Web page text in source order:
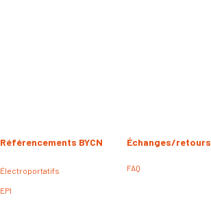
Échanges/retours
FAQ
Référencements BYCN
Électroportatifs
EPI